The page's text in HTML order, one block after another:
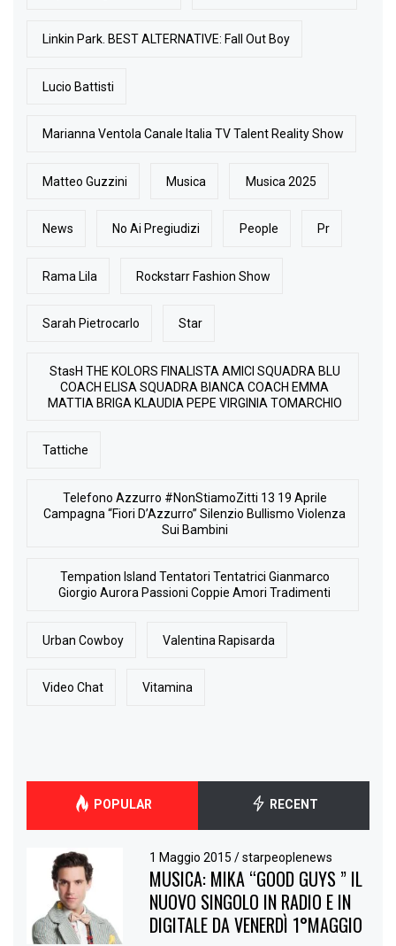
Linkin Park. BEST ALTERNATIVE: Fall Out Boy
Lucio Battisti
Marianna Ventola Canale Italia TV Talent Reality Show
Matteo Guzzini Musica Musica 2025
News No Ai Pregiudizi People Pr
Rama Lila Rockstarr Fashion Show
Sarah Pietrocarlo Star
StasH THE KOLORS FINALISTA AMICI SQUADRA BLU
COACH ELISA SQUADRA BIANCA COACH EMMA
MATTIA BRIGA KLAUDIA PEPE VIRGINIA TOMARCHIO
Tattiche
Telefono Azzurro #NonStiamoZitti 13 19 Aprile
Campagna “Fiori D’Azzurro” Silenzio Bullismo Violenza
Sui Bambini
Tempation Island Tentatori Tentatrici Gianmarco
Giorgio Aurora Passioni Coppie Amori Tradimenti
Urban Cowboy Valentina Rapisarda
Video Chat Vitamina
POPULAR RECENT
1 Maggio 2015/ starpeoplenews
MUSICA: MIKA “GOOD GUYS ” IL
NUOVO SINGOLO IN RADIO E IN
DIGITALE DA VENERDÌ 1°MAGGIO